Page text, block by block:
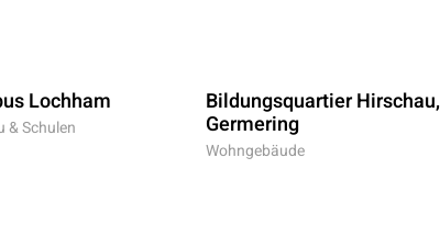
Lochham
& Schulen
Bildungsquartier Hirschau,
Germering
Wohngebäude